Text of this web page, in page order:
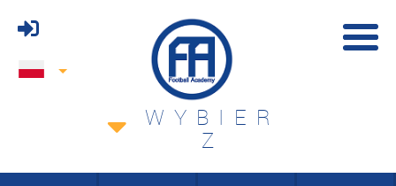
WYBIER
Z